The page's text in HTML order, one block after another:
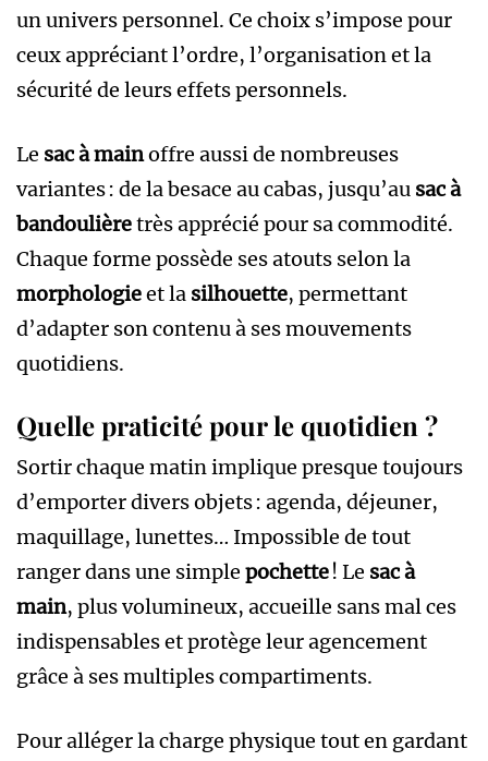
un univers personnel. Ce choix s’impose pour
ceux appréciant l’ordre, l’organisation et la
sécurité de leurs effets personnels.
Le sac à mainoffre aussi de nombreuses
variantes : de la besace au cabas, jusqu’au sac à
bandoulièretrès apprécié pour sa commodité.
Chaque forme possède ses atouts selon la
morphologieet la silhouette, permettant
d’adapter son contenu à ses mouvements
quotidiens.
Quelle praticité pour le quotidien ?
Sortir chaque matin implique presque toujours
d’emporter divers objets : agenda, déjeuner,
maquillage, lunettes… Impossible de tout
ranger dans une simple pochette! Le sac à
main, plus volumineux, accueille sans mal ces
indispensables et protège leur agencement
grâce à ses multiples compartiments.
Pour alléger la charge physique tout en gardant